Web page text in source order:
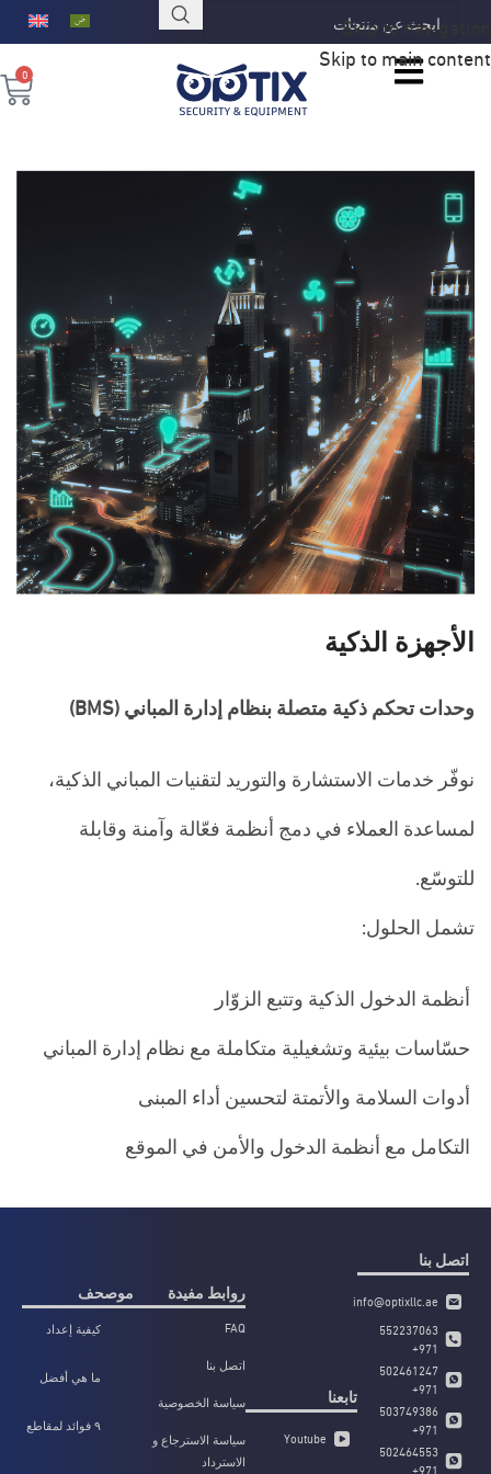
Skip to navigation
Skip to main content
0
الأجهزة الذكية
وحدات تحكم ذكية متصلة بنظام إدارة المباني (BMS)
نوفّر خدمات الاستشارة والتوريد لتقنيات المباني الذكية،
لمساعدة العملاء في دمج أنظمة فعّالة وآمنة وقابلة
للتوسّع.
تشمل الحلول:
أنظمة الدخول الذكية وتتبع الزوّار
حسّاسات بيئية وتشغيلية متكاملة مع نظام إدارة المباني
أدوات السلامة والأتمتة لتحسين أداء المبنى
التكامل مع أنظمة الدخول والأمن في الموقع
اتصل بنا
info@optixllc.ae
552237063
971+
502461247
971+
503749386
971+
502464553
971+
تابعنا
Youtube
روابط مفيدة
FAQ
اتصل بنا
سياسة الخصوصية
سياسة الاسترجاع و
الاسترداد
موصحف
كيفية إعداد
التايم لابس
لمشروعك في
المدنية؟
ما هي أفضل
البناء؟
٩ فوائد لمقاطع